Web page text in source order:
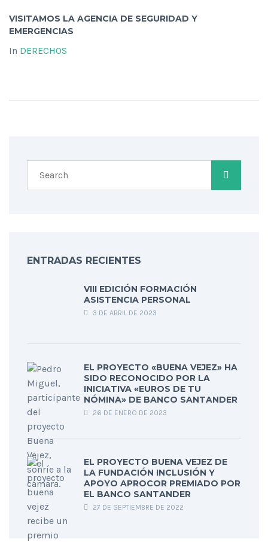
VISITAMOS LA AGENCIA DE SEGURIDAD Y
EMERGENCIAS
In DERECHOS
ENTRADAS RECIENTES
VIII EDICIÓN FORMACIÓN
ASISTENCIA PERSONAL
3 DE ABRIL DE 2023
EL PROYECTO «BUENA VEJEZ» HA
SIDO RECONOCIDO POR LA
INICIATIVA «EUROS DE TU
NÓMINA» DE BANCO SANTANDER
26 DE ENERO DE 2023
EL PROYECTO BUENA VEJEZ DE
LA FUNDACIÓN INCLUSIÓN Y
APOYO APROCOR PREMIADO POR
EL BANCO SANTANDER
27 DE SEPTIEMBRE DE 2022